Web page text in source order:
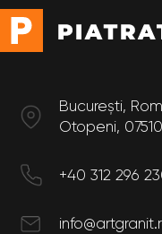
Dimensiuni
Lungime: 60 cm
Lățime: 30 cm
București,
Otopeni,
+40 312 296